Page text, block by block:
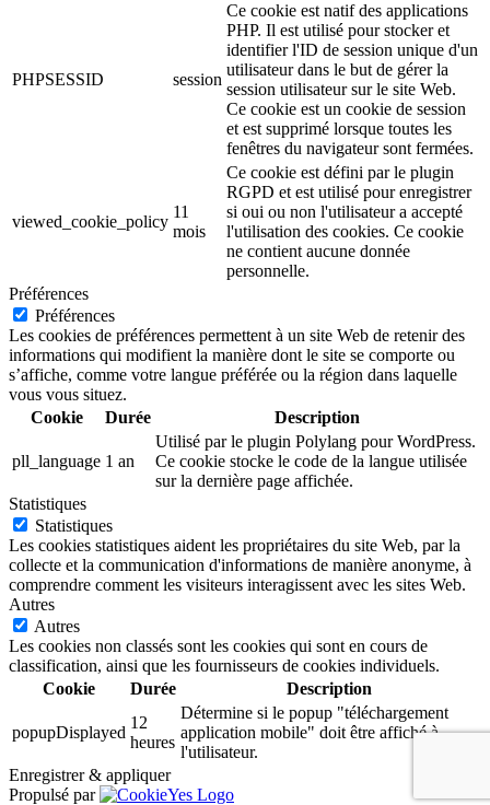
PHPSESSID session
Ce cookie est natif des applications
PHP. Il est utilisé pour stocker et
identifier l'ID de session unique d'un
utilisateur dans le but de gérer la
session utilisateur sur le site Web.
Ce cookie est un cookie de session
et est supprimé lorsque toutes les
fenêtres du navigateur sont fermées.
viewed_cookie_policy
11
mois
Ce cookie est défini par le plugin
RGPD et est utilisé pour enregistrer
si oui ou non l'utilisateur a accepté
l'utilisation des cookies. Ce cookie
ne contient aucune donnée
personnelle.
Préférences
Préférences
Les cookies de préférences permettent à un site Web de retenir des
informations qui modifient la manière dont le site se comporte ou
s’affiche, comme votre langue préférée ou la région dans laquelle
vous vous situez.
Cookie
Durée Description
pll_language 1 an
Utilisé par le plugin Polylang pour WordPress.
Ce cookie stocke le code de la langue utilisée
sur la dernière page affichée.
Statistiques
Statistiques
Les cookies statistiques aident les propriétaires du site Web, par la
collecte et la communication d'informations de manière anonyme, à
comprendre comment les visiteurs interagissent avec les sites Web.
Autres
Autres
Les cookies non classés sont les cookies qui sont en cours de
classification, ainsi que les fournisseurs de cookies individuels.
Cookie
Durée Description
popupDisplayed
12
heures
Détermine si le popup "téléchargement
application mobile" doit être affiché à
l'utilisateur.
Enregistrer & appliquer
Propulsé par